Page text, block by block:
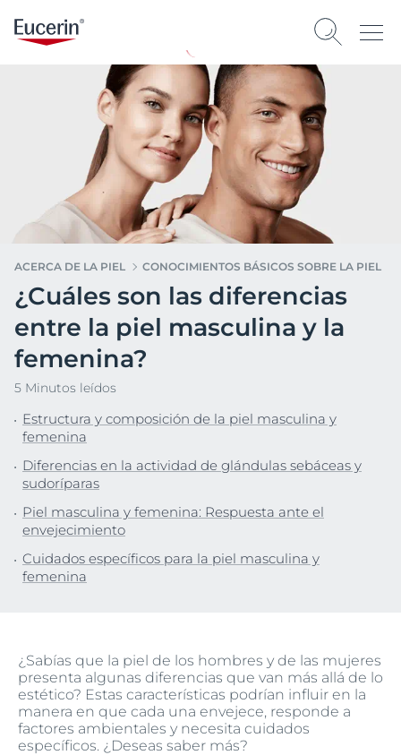
ACERCA DE LA PIEL CONOCIMIENTOS BÁSICOS SOBRE LA PIEL
¿Cuáles son las diferencias
entre la piel masculina y la
femenina?
5 Minutos leídos
Estructura y composición de la piel masculina y
femenina
Diferencias en la actividad de glándulas sebáceas y
sudoríparas
Piel masculina y femenina: Respuesta ante el
envejecimiento
Cuidados específicos para la piel masculina y
femenina
¿Sabías que la piel de los hombres y de las mujeres
presenta algunas diferencias que van más allá de lo
estético? Estas características podrían influir en la
manera en que cada una envejece, responde a
factores ambientales y necesita cuidados
específicos. ¿Deseas saber más?